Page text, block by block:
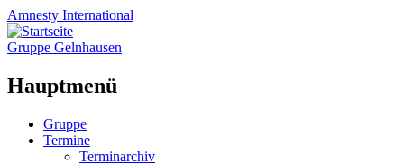
Amnesty International
Gruppe Gelnhausen
Hauptmenü
Zum
Inhalt
Gruppe
Termine
Terminarchiv